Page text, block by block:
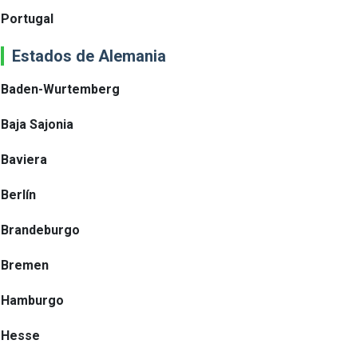
Portugal
Estados de Alemania
Baden-Wurtemberg
Baja Sajonia
Baviera
Berlín
Brandeburgo
Bremen
Hamburgo
Hesse